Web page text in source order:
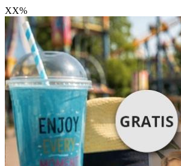
XX%